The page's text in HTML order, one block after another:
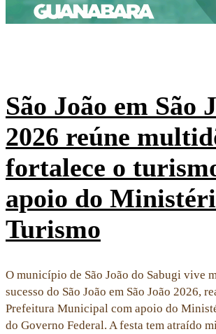
São João em São
2026 reúne
fortalece o
apoio do
Turismo
O município de São João do Sabugi vive
sucesso do São João em São João 2026,
Prefeitura Municipal com apoio do
do Governo Federal. A festa tem atraído